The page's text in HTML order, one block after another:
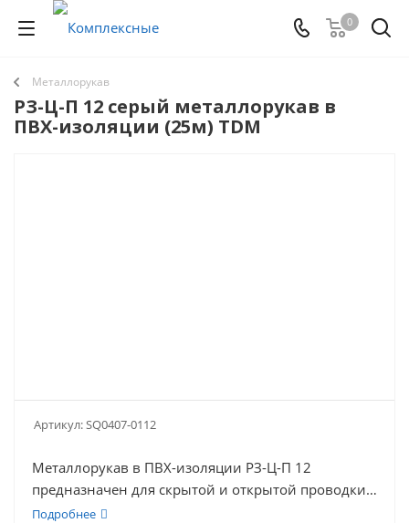
0
Металлорукав
РЗ-Ц-П 12 серый металлорукав в
ПВХ-изоляции (25м) TDM
Артикул:SQ0407-0112
Металлорукав в ПВХ-изоляции РЗ-Ц-П 12
предназначен для скрытой и открытой проводки
кабеля и проводов, в системах
Подробнее